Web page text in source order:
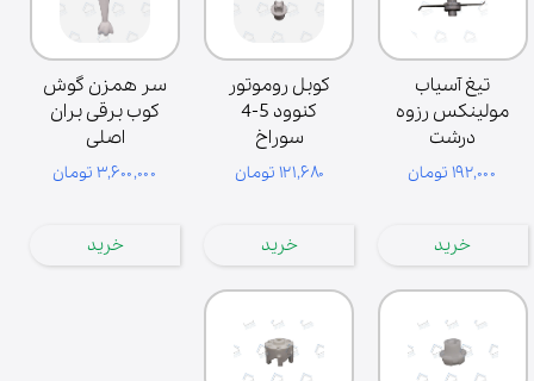
تیغ آسیاب
مولینکس رزوه
درشت
۱۹۲,۰۰۰ تومان
خرید
کوبل روموتور
کنوود 5-4
سوراخ
۱۲۱,۶۸۰ تومان
خرید
سر همزن گوش
کوب برقی بران
اصلی
۳,۶۰۰,۰۰۰ تومان
خرید